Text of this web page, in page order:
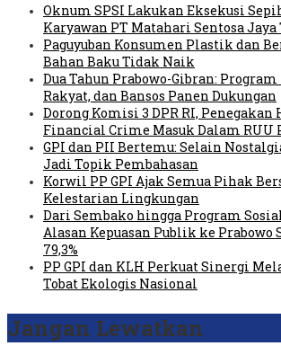
Oknum SPSI Lakukan Eksekusi
Karyawan PT Matahari Sentosa
Paguyuban Konsumen Plastik dan
Bahan Baku Tidak Naik
Dua Tahun Prabowo-Gibran: Program
Rakyat, dan Bansos Panen Dukungan
Dorong Komisi 3 DPR RI, Penegakan
Financial Crime Masuk Dalam RUU
GPI dan PII Bertemu: Selain
Jadi Topik Pembahasan
Korwil PP GPI Ajak Semua Pihak
Kelestarian Lingkungan
Dari Sembako hingga Program
Alasan Kepuasan Publik ke Prabowo
79,3%
PP GPI dan KLH Perkuat Sinergi
Tobat Ekologis Nasional
Jangan Lewatkan